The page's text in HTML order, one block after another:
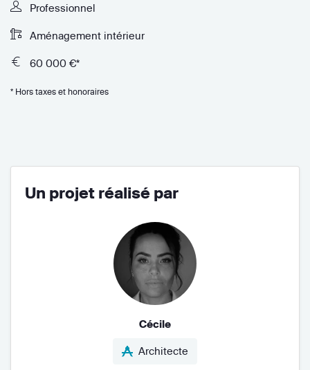
Professionnel
Aménagement intérieur
60 000 €*
* Hors taxes et honoraires
Un projet réalisé par
Cécile
Architecte